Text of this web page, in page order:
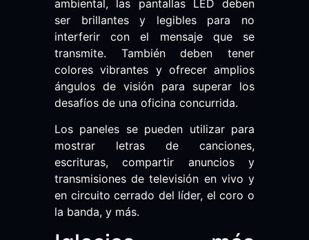
ambiental, las pantallas LED deben
ser brillantes y legibles para no
interferir con el mensaje que se
transmite. También deben tener
colores vibrantes y ofrecer amplios
ángulos de visión para superar los
desafíos de una oficina concurrida.
Los paneles se pueden utilizar para
mostrar letras de canciones,
escrituras, compartir anuncios y
transmisiones de televisión en vivo y
en circuito cerrado del líder, el coro o
la banda, y más.